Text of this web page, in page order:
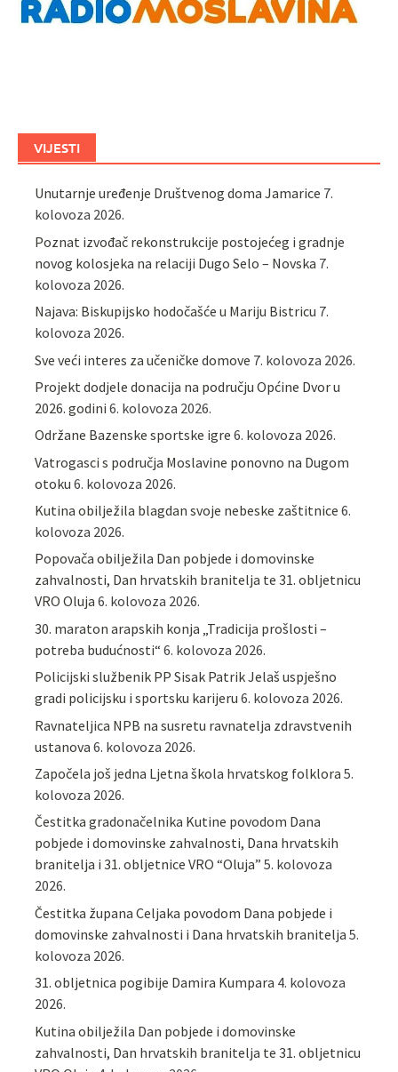
VIJESTI
Unutarnje uređenje Društvenog doma Jamarice 7.
kolovoza 2026.
Poznat izvođač rekonstrukcije postojećeg i gradnje
novog kolosjeka na relaciji Dugo Selo – Novska 7.
kolovoza 2026.
Najava: Biskupijsko hodočašće u Mariju Bistricu 7.
kolovoza 2026.
Sve veći interes za učeničke domove 7. kolovoza 2026.
Projekt dodjele donacija na području Općine Dvor u
2026. godini 6. kolovoza 2026.
Održane Bazenske sportske igre 6. kolovoza 2026.
Vatrogasci s područja Moslavine ponovno na Dugom
otoku 6. kolovoza 2026.
Kutina obilježila blagdan svoje nebeske zaštitnice 6.
kolovoza 2026.
Popovača obilježila Dan pobjede i domovinske
zahvalnosti, Dan hrvatskih branitelja te 31. obljetnicu
VRO Oluja 6. kolovoza 2026.
30. maraton arapskih konja „Tradicija prošlosti –
potreba budućnosti“ 6. kolovoza 2026.
Policijski službenik PP Sisak Patrik Jelaš uspješno
gradi policijsku i sportsku karijeru 6. kolovoza 2026.
Ravnateljica NPB na susretu ravnatelja zdravstvenih
ustanova 6. kolovoza 2026.
Započela još jedna Ljetna škola hrvatskog folklora 5.
kolovoza 2026.
Čestitka gradonačelnika Kutine povodom Dana
pobjede i domovinske zahvalnosti, Dana hrvatskih
branitelja i 31. obljetnice VRO “Oluja” 5. kolovoza
2026.
Čestitka župana Celjaka povodom Dana pobjede i
domovinske zahvalnosti i Dana hrvatskih branitelja 5.
kolovoza 2026.
31. obljetnica pogibije Damira Kumpara 4. kolovoza
2026.
Kutina obilježila Dan pobjede i domovinske
zahvalnosti, Dan hrvatskih branitelja te 31. obljetnicu